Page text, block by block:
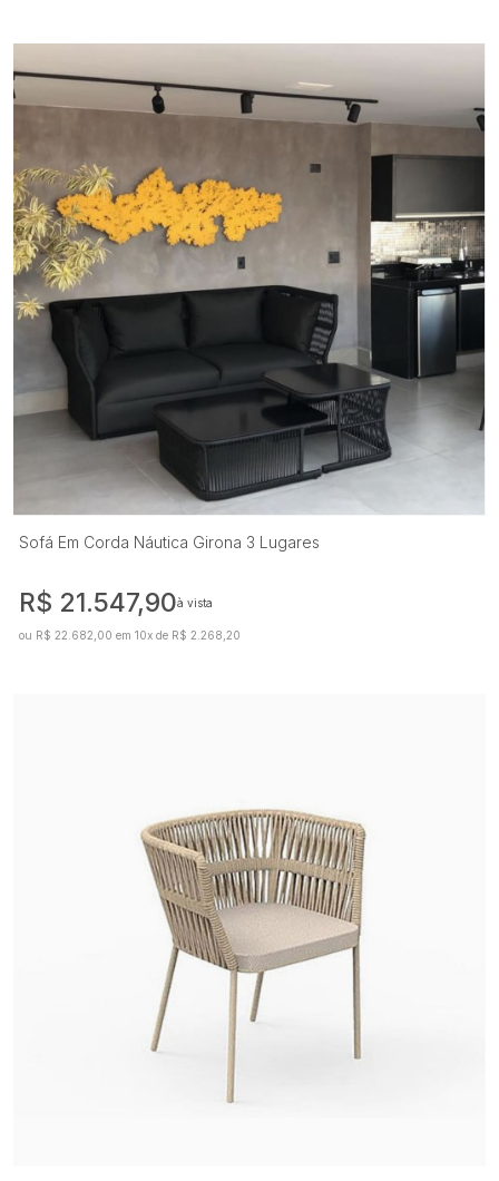
Sofá Em Corda Náutica Girona 3 Lugares
R$ 21.547,90à vista
ou R$ 22.682,00 em 10x de R$ 2.268,20